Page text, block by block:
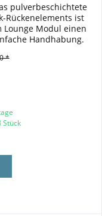
pulverbeschichtete
Rückenelements ist
Modul einen
Handhabung.
*
Stück